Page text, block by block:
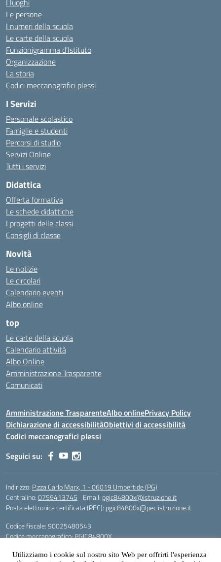
I luoghi
Le persone
I numeri della scuola
Le carte della scuola
Funzionigramma d’Istituto
Organizzazione
La storia
Codici meccanografici plessi
I Servizi
Personale scolastico
Famiglie e studenti
Percorsi di studio
Servizi Online
Tutti i servizi
Didattica
Offerta formativa
Le schede didattiche
I progetti delle classi
Consigli di classe
Novità
Le notizie
Le circolari
Calendario eventi
Albo online
top
Le carte della scuola
Calendario attività
Albo Online
Amministrazione Trasparente
Comunicati
Amministrazione TrasparenteAlbo onlinePrivacy Policy
Dichiarazione di accessibilitàObiettivi di accessibilità
Codici meccanografici plessi
Seguici su:
Indirizzo: P.zza Carlo Marx, 1 - 06019 Umbertide (PG)
Centralino:0759413745 Email: pgic84800x@istruzione.it
Posta elettronica certificata (PEC): pgic84800x@pec.istruzione.it
Codice fiscale: 90025480543
Codice meccanografico:PGIC84800X
Utilizziamo i cookie sul nostro sito Web per offrirti l'esperienza